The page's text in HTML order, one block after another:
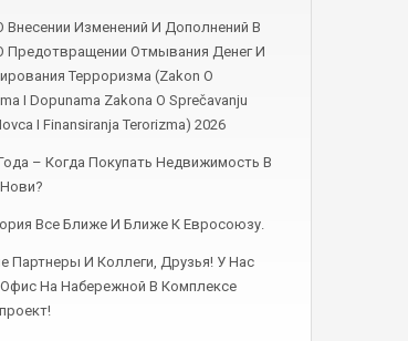
Внесении Изменений И Дополнений В
Предотвращении Отмывания Денег И
Терроризма (Zakon O
I Dopunama Zakona O Sprečavanju
I Finansiranja Terorizma) 2026
– Когда Покупать Недвижимость В
Все Ближе И Ближе К Евросоюзу.
Партнеры И Коллеги, Друзья! У Нас
На Набережной В Комплексе